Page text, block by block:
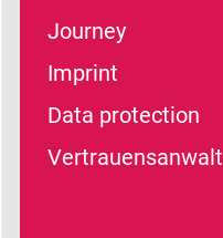
Journey
Imprint
Data protection
Vertrauensanwalt